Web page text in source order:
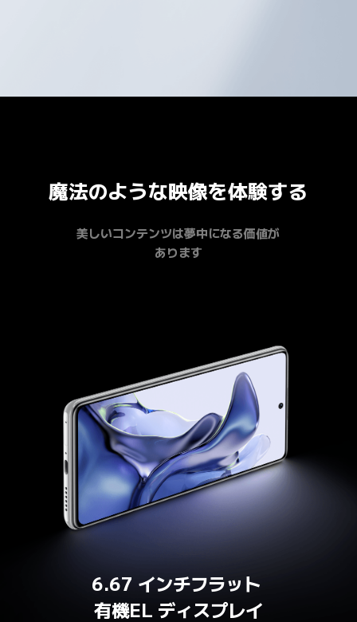
魔法のような映像を体験する
美しいコンテンツは夢中になる価値が
あります
6.67 インチフラット
有機EL ディスプレイ